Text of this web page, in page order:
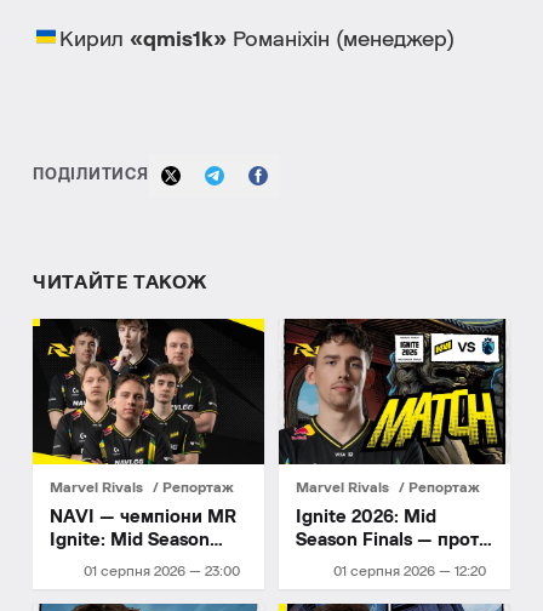
Кирил «qmis1k» Романіхін (менеджер)
ПОДІЛИТИСЯ
ЧИТАЙТЕ ТАКОЖ
Marvel Rivals Репортаж
01 серпня 2026 — 23:00
NAVI — чемпіони MR
Ignite: Mid Season
Finals!
Marvel Rivals Репортаж
01 серпня 2026 — 12:20
Ignite 2026: Mid
Season Finals — проти
Liquid Citadel